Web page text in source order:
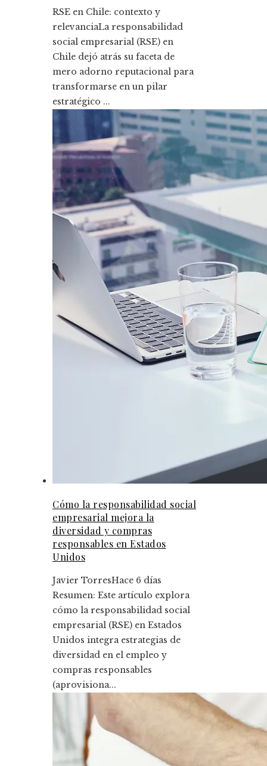
RSE en Chile: contexto y
relevanciaLa responsabilidad
social empresarial (RSE) en
Chile dejó atrás su faceta de
mero adorno reputacional para
transformarse en un pilar
estratégico ...
Cómo la responsabilidad social
empresarial mejora la
diversidad y compras
responsables en Estados
Unidos
Javier TorresHace 6 días
Resumen: Este artículo explora
cómo la responsabilidad social
empresarial (RSE) en Estados
Unidos integra estrategias de
diversidad en el empleo y
compras responsables
(aprovisiona...